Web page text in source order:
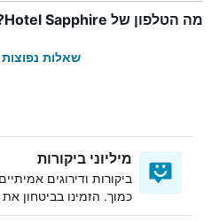
מה הטלפון של Hotel Sapphire?
שאלות
מיליוני ביקורות
ביקורות ודירוגים
כמוך. הזמינו בביטחון